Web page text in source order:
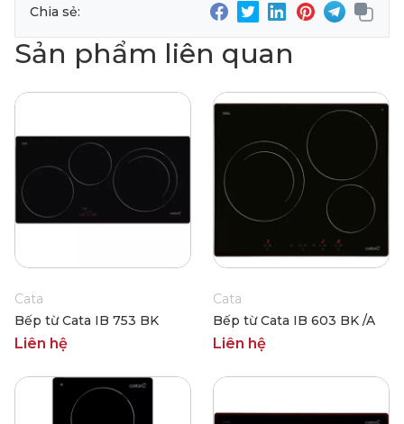
Chia sẻ:
Sản phẩm liên quan
Cata
Bếp từ Cata IB 753 BK
Liên hệ
Cata
Bếp từ Cata IB 603 BK /A
Liên hệ